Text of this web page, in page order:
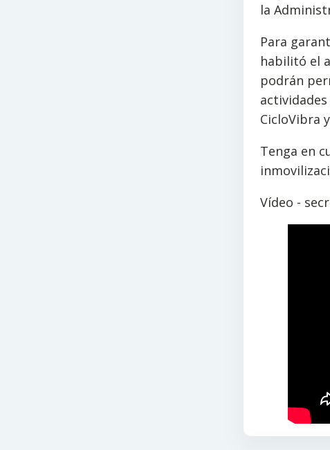
la
Para
habilitó el
podrán
CicloVibra
Tenga en
Vídeo -